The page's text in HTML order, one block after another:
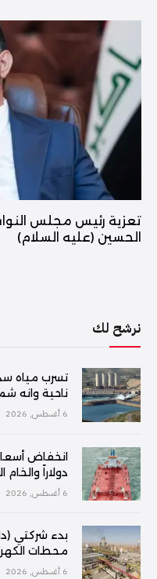
تعزية رئيس مجلس
الحسين (عليه السلام)
نرشح لك
تسرب مياه
ناحية وانه
6 أغسطس, 2026
دولاراً والخام
6 أغسطس, 2026
بدء شركتي
محطات
6 أغسطس, 2026